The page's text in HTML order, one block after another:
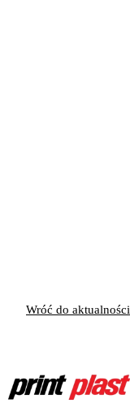
Wróć do aktualności